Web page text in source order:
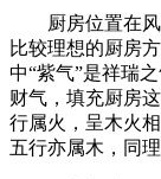
厨房位置在
比较理想的厨房
中“紫气”是祥瑞
财气，填充厨房
行属火，呈木火
五行亦属木，同